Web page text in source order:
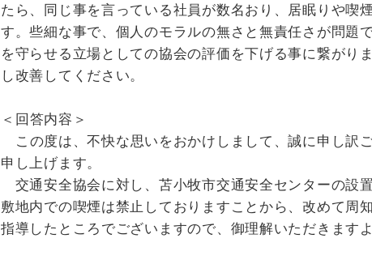
たら、同じ事を言っている社員が数名おり、居眠りや喫
す。些細な事で、個人のモラルの無さと無責任さが問題
を守らせる立場としての協会の評価を下げる事に繋がり
し改善してください。
＜回答内容＞
この度は、不快な思いをおかけしまして、誠に申し訳
申し上げます。
交通安全協会に対し、苫小牧市交通安全センターの設
敷地内での喫煙は禁止しておりますことから、改めて周
指導したところでございますので、御理解いただきます